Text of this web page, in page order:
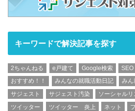
キーワードで解決記事を探す
2ちゃんねる e戸建て Google検索 SEO
おすすめ！！
みんなの就職活動日記 みん
サジェスト
サジェスト汚染
ソーシャルリ
ツイッター
ツイッター 炎上 ネット